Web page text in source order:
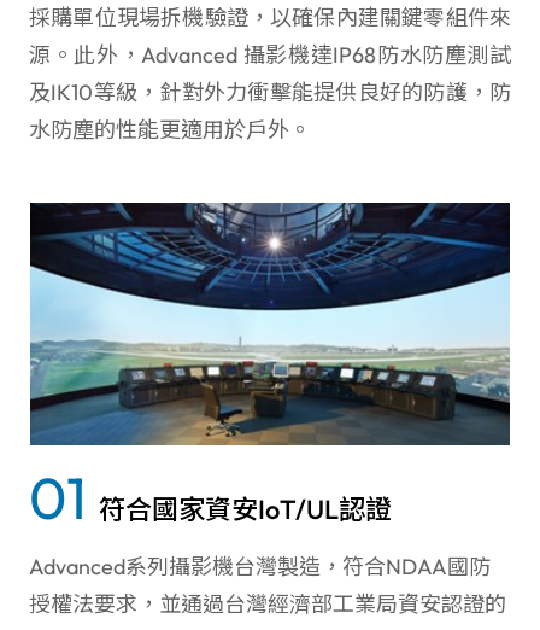
採購單位現場拆機驗證，以確保內建關鍵零組件來
源。此外，Advanced 攝影機達IP68防水防塵測試
及IK10等級，針對外力衝擊能提供良好的防護，防
水防塵的性能更適用於戶外。
01 符合國家資安IoT/UL認證
Advanced系列攝影機台灣製造，符合NDAA國防
授權法要求，並通過台灣經濟部工業局資安認證的